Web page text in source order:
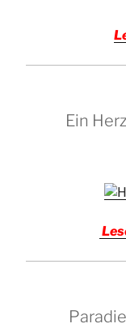
Ein